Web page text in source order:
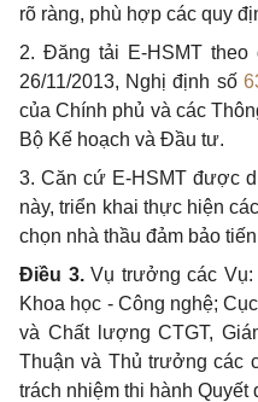
rõ ràng, phù hợp các quy
2. Đăng tải E-HSMT theo
26/11/2013, Nghị định số
của Chính phủ và các
Bộ Kế hoạch và Đầu tư.
3. Căn cứ E-HSMT được
này, triển khai thực hiện
chọn nhà thầu đảm bảo
Điều 3.Vụ trưởng các Vụ:
Khoa học - Công nghệ;
và Chất lượng CTGT,
Thuận và Thủ trưởng các
trách nhiệm thi hành Quyết